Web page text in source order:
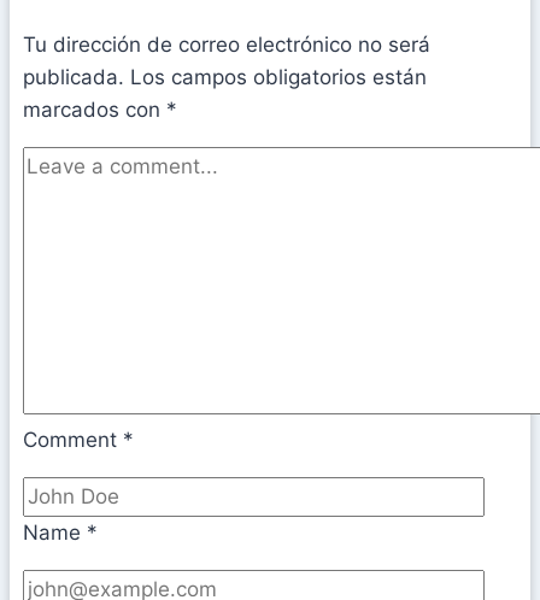
Tu dirección de correo electrónico no será
publicada. Los campos obligatorios están
marcados con *
Comment *
Name *